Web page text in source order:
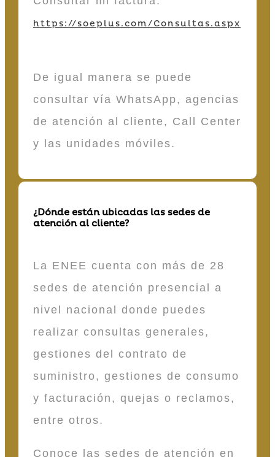
https://soeplus.com/Consultas.aspx
De igual manera se puede
consultar vía WhatsApp, agencias
de atención al cliente, Call Center
y las unidades móviles.
¿Dónde están ubicadas las sedes de
atención al cliente?
La ENEE cuenta con más de 28
sedes de atención presencial a
nivel nacional donde puedes
realizar consultas generales,
gestiones del contrato de
suministro, gestiones de consumo
y facturación, quejas o reclamos,
entre otros.
Conoce las sedes de atención en